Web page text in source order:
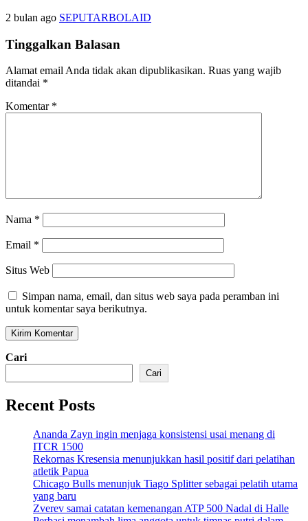
2 bulan ago SEPUTARBOLAID
Tinggalkan Balasan
Alamat email Anda tidak akan dipublikasikan. Ruas yang wajib
ditandai *
Komentar *
Nama *
Email *
Situs Web
Simpan nama, email, dan situs web saya pada peramban ini
untuk komentar saya berikutnya.
Cari
Cari
Recent Posts
Ananda Zayn ingin menjaga konsistensi usai menang di
ITCR 1500
Rekornas Kresensia menunjukkan hasil positif dari pelatihan
atletik Papua
Chicago Bulls menunjuk Tiago Splitter sebagai pelatih utama
yang baru
Zverev samai catatan kemenangan ATP 500 Nadal di Halle